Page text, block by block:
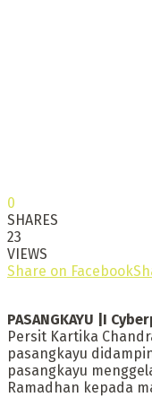
0
SHARES
23
VIEWS
Share on Facebook
PASANGKAYU |I
Persit Kartika
pasangkayu
pasangkayu
Ramadhan kepada